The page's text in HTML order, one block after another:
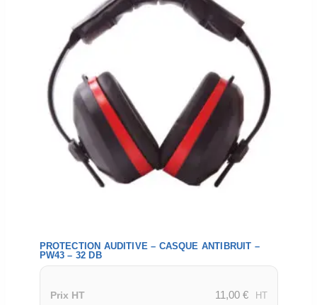
PROTECTION AUDITIVE – CASQUE ANTIBRUIT –
PW43 – 32 DB
Prix HT 11,00 € HT